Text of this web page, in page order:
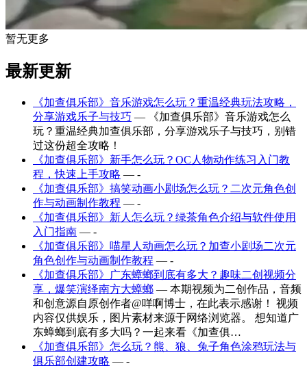
暂无更多
最新更新
《加查俱乐部》音乐游戏怎么玩？重温经典玩法攻略，
分享游戏乐子与技巧 — 《加查俱乐部》音乐游戏怎么
玩？重温经典加查俱乐部，分享游戏乐子与技巧，别错
过这份超全攻略！
《加查俱乐部》新手怎么玩？OC人物动作练习入门教
程，快速上手攻略 — -
《加查俱乐部》搞笑动画小剧场怎么玩？二次元角色创
作与动画制作教程 — -
《加查俱乐部》新人怎么玩？绿茶角色介绍与软件使用
入门指南 — -
《加查俱乐部》喵星人动画怎么玩？加查小剧场二次元
角色创作与动画制作教程 — -
《加查俱乐部》广东蟑螂到底有多大？趣味二创视频分
享，爆笑演绎南方大蟑螂 — 本期视频为二创作品，音频
和创意源自原创作者@咩啊博士，在此表示感谢！ 视频
内容仅供娱乐，图片素材来源于网络浏览器。 想知道广
东蟑螂到底有多大吗？一起来看《加查俱…
《加查俱乐部》怎么玩？熊、狼、兔子角色涂鸦玩法与
俱乐部创建攻略 — -